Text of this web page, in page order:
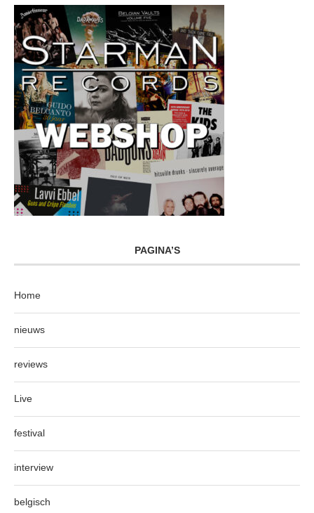
PAGINA’S
Home
nieuws
reviews
Live
festival
interview
belgisch